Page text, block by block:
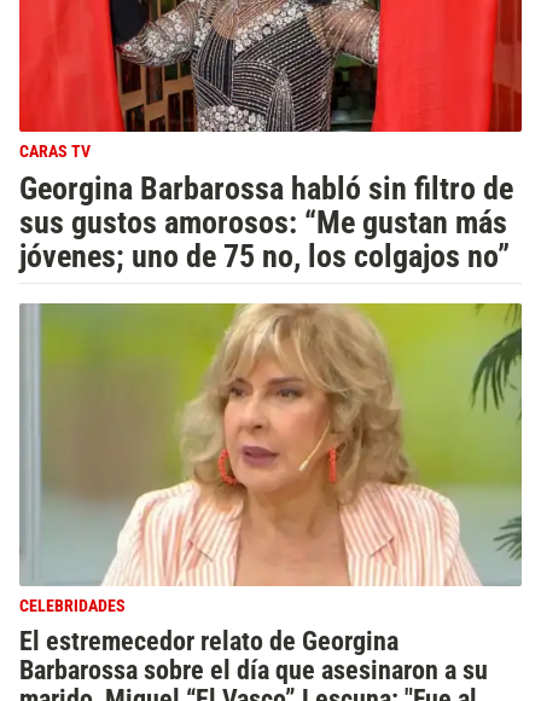
CARAS TV
Georgina Barbarossa habló sin filtro de
sus gustos amorosos: “Me gustan más
jóvenes; uno de 75 no, los colgajos no”
CELEBRIDADES
El estremecedor relato de Georgina
Barbarossa sobre el día que asesinaron a su